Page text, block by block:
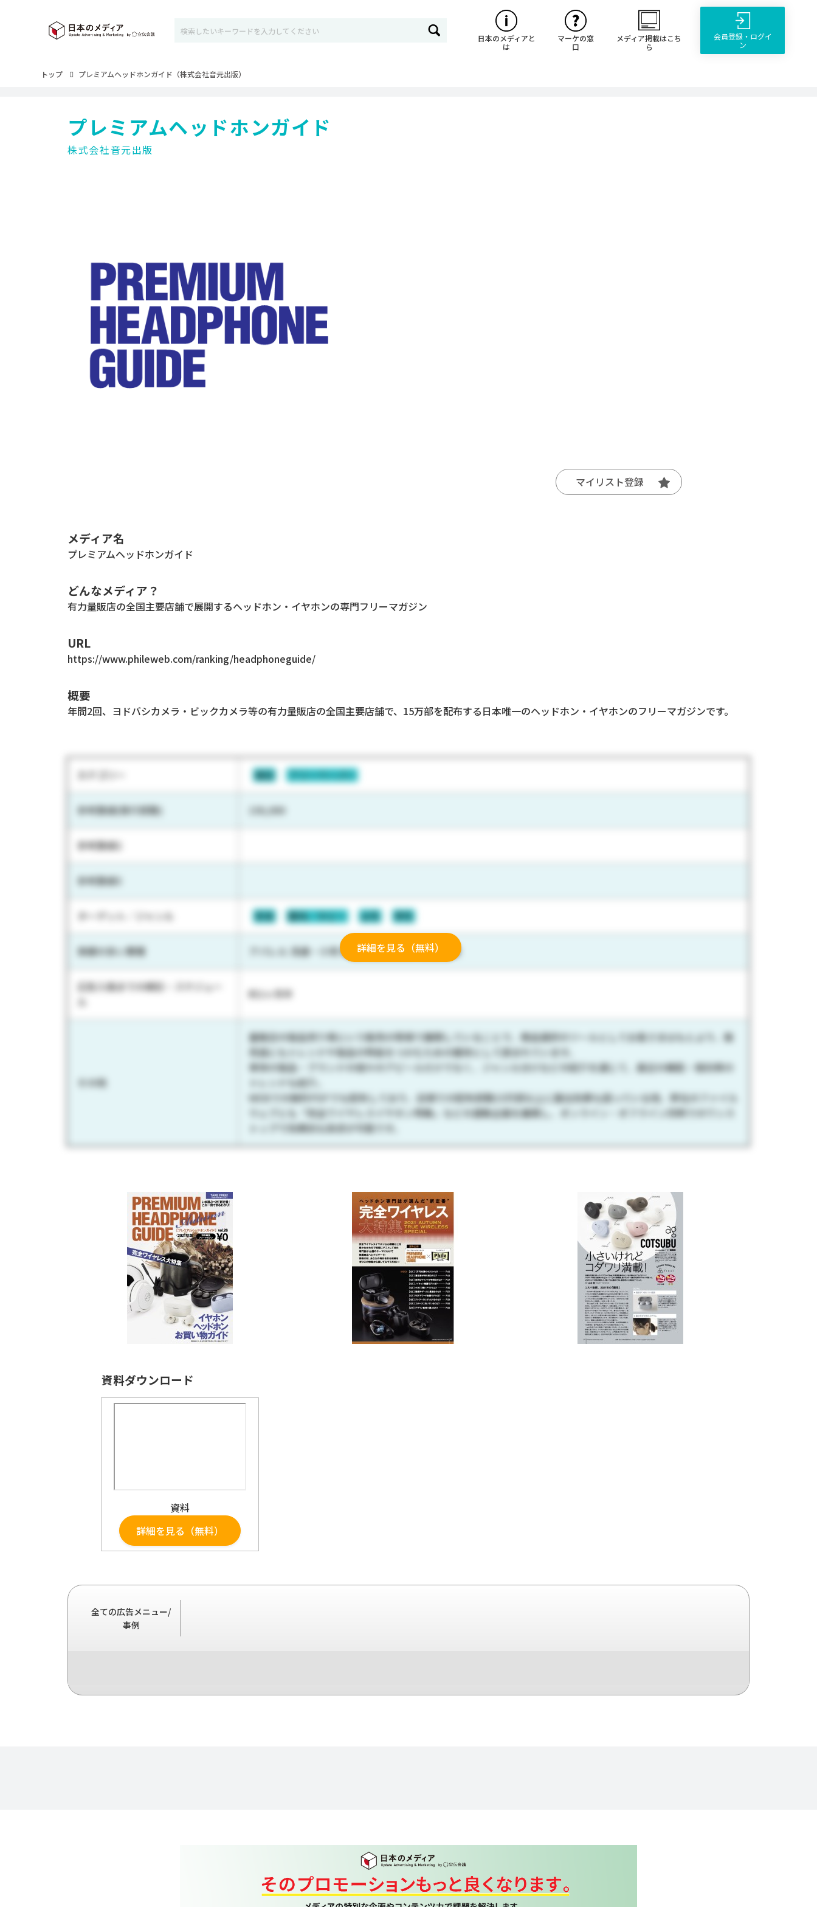
日本のメディアと
は
マーケの窓
口
メディア掲載はこち
ら
会員登録・ログイ
ン
トップ プレミアムヘッドホンガイド（株式会社音元出版）
プレミアムヘッドホンガイド
株式会社音元出版
マイリスト登録
メディア名
プレミアムヘッドホンガイド
どんなメディア？
有力量販店の全国主要店舗で展開するヘッドホン・イヤホンの専門フリーマガジン
URL
https://www.phileweb.com/ranking/headphoneguide/
概要
年間2回、ヨドバシカメラ・ビックカメラ等の有力量販店の全国主要店舗で、15万部を配布する日本唯一のヘッドホン・イヤホンのフリーマガジンです。
詳細を見る（無料）
雑誌 フリーペーパー
参考数値(発行部数) 150,000
参考数値2
参考数値3
ターゲット／ジャンル 若者 趣味／ホビー 女性 男性
実績の多い業種 アパレル 流通・小売 情報・通信 電機・精密機器
広告入稿までの期日・スケジュー
約1ヶ月半
その他
量販店の製品売り場という販売の現場で展開していることで、商品選択のツールとしてお客さまはもとより、販
売員にもトレンドや製品の特長をつかむための媒体として読まれています。
単体の製品・ブランドの個々のアピールだけでなく、ジャンル分けなどの紹介を通じて、最近の機能・傾向等の
トレンドも紹介。
WEBでの無料PDFでも配布しており、店頭での配布部数15万部以上に露出効果も図っている他、弊社のファイル
ウェブとも「完全ワイヤレスイヤホン特集」などの連動企画を展開し、オンライン・オフライン同時でのワンス
トップで効果的な訴求が可能です。
資料ダウンロード
資料
詳細を見る（無料）
全ての広告メニュー/
事例